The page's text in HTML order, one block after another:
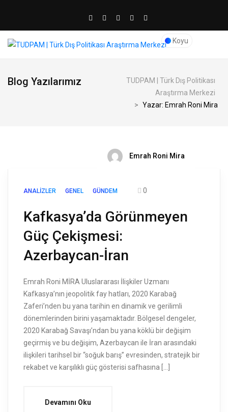
Koyu
Blog Yazılarımız
TUDPAM | Türk Dış Politikası
Araştırma Merkezi
> Yazar: Emrah Roni Mira
Emrah Roni Mira
ANALIZLER GENEL GÜNDEM 0
Kafkasya’da Görünmeyen
Güç Çekişmesi:
Azerbaycan-İran
Emrah Roni MİRA Uluslararası İlişkiler Uzmanı
Kafkasya’nın jeopolitik fay hatları, 2020 Karabağ
Zaferi’nden bu yana tarihin en dinamik ve gerilimli
dönemlerinden birini yaşamaktadır. Bölgesel dengeler,
2020 Karabağ Savaşı’ndan bu yana köklü bir değişim
geçirmiş ve bu değişim, Azerbaycan ile İran arasındaki
ilişkileri tarihsel bir “soğuk barış” evresinden, stratejik bir
rekabet ve karşılıklı güç gösterisi safhasına […]
Devamını Oku